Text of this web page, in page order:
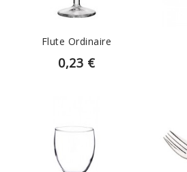
Flute Ordinaire
0,23 €